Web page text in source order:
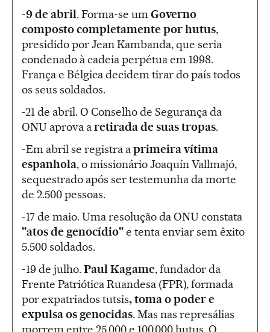
-9 de abril. Forma-se umGoverno
composto completamente porhutus,
presidido por Jean Kambanda, que seria
condenado à cadeia perpétua em 1998.
França e Bélgica decidem tirar do país todos
os seus soldados.
-21 de abril. O Conselho de Segurança da
ONU aprova aretirada de suas tropas.
-Em abril se registra aprimeira vítima
espanhola, o missionário Joaquín Vallmajó,
sequestrado após ser testemunha da morte
de 2.500 pessoas.
-17 de maio. Uma resolução da ONU constata
"atos de genocídio"e tenta enviar sem êxito
5.500 soldados.
-19 de julho.Paul Kagame, fundador da
Frente Patriótica Ruandesa (FPR), formada
por expatriados tutsis, toma o poder e
expulsa os genocidas. Mas nas represálias